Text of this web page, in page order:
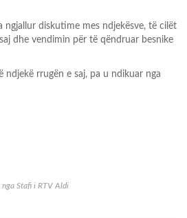
ngjallur diskutime mes ndjekësve, të cilët
dhe vendimin për të qëndruar besnike
ndjekë rrugën e saj, pa u ndikuar nga
nga Stafi i RTV Aldi